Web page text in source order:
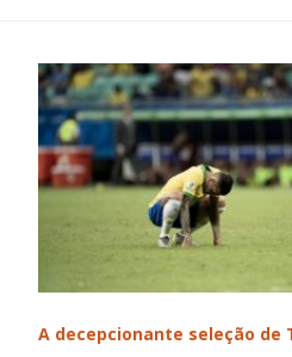
A decepcionante seleção de